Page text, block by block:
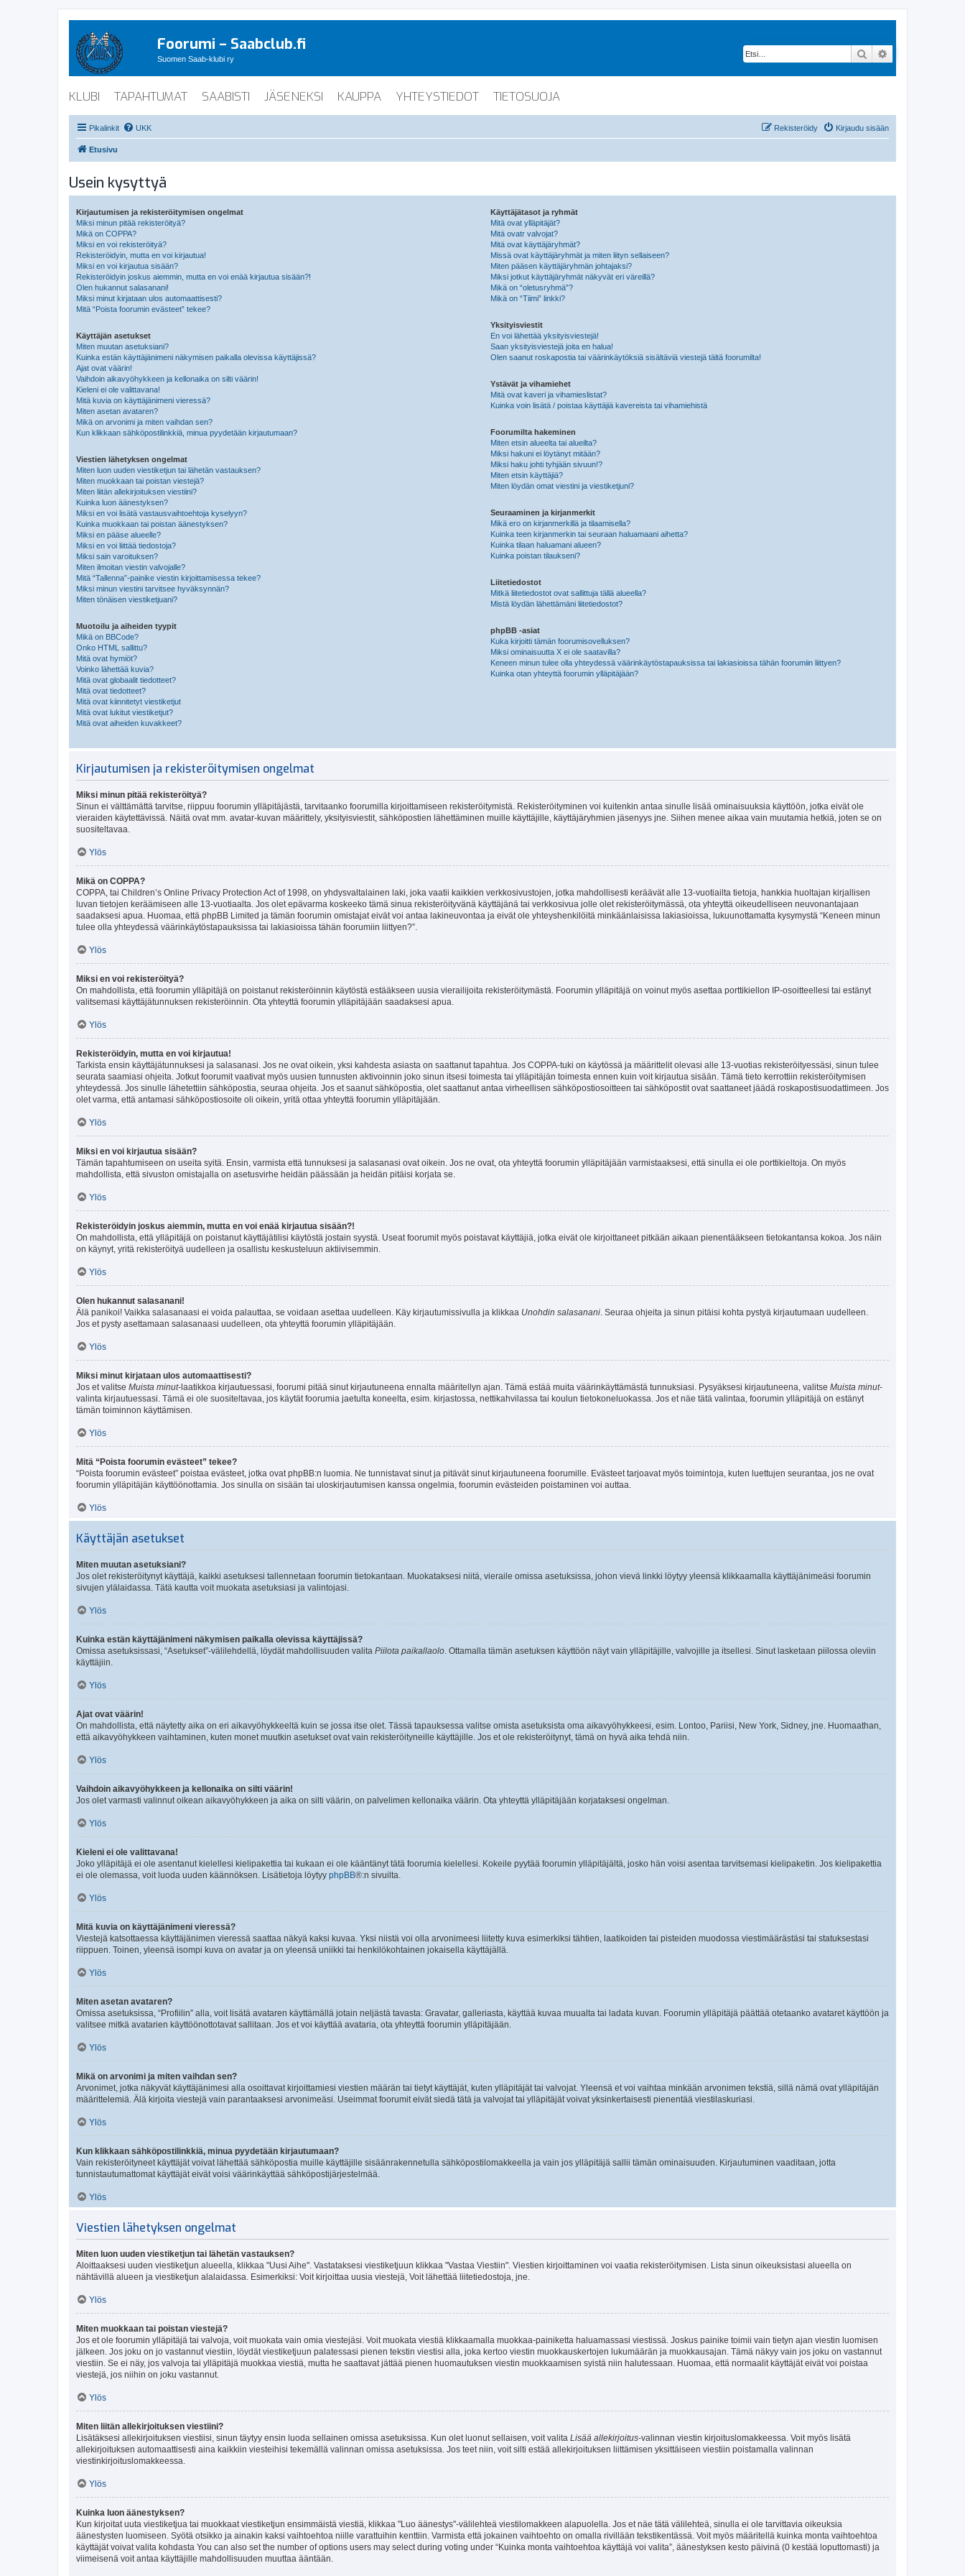
Foorumi – Saabclub.fi
Suomen Saab-klubi ry Etsi
KLUBI TAPAHTUMAT SAABISTI JÄSENEKSI KAUPPA YHTEYSTIEDOT TIETOSUOJA
Pikalinkit UKK Kirjaudu sisään
Rekisteröidy
Etusivu
Usein kysyttyä
Kirjautumisen ja rekisteröitymisen ongelmat
Miksi minun pitää rekisteröityä?
Mikä on COPPA?
Miksi en voi rekisteröityä?
Rekisteröidyin, mutta en voi kirjautua!
Miksi en voi kirjautua sisään?
Rekisteröidyin joskus aiemmin, mutta en voi enää kirjautua sisään?!
Olen hukannut salasanani!
Miksi minut kirjataan ulos automaattisesti?
Mitä “Poista foorumin evästeet” tekee?
Käyttäjän asetukset
Miten muutan asetuksiani?
Kuinka estän käyttäjänimeni näkymisen paikalla olevissa käyttäjissä?
Ajat ovat väärin!
Vaihdoin aikavyöhykkeen ja kellonaika on silti väärin!
Kieleni ei ole valittavana!
Mitä kuvia on käyttäjänimeni vieressä?
Miten asetan avataren?
Mikä on arvonimi ja miten vaihdan sen?
Kun klikkaan sähköpostilinkkiä, minua pyydetään kirjautumaan?
Viestien lähetyksen ongelmat
Miten luon uuden viestiketjun tai lähetän vastauksen?
Miten muokkaan tai poistan viestejä?
Miten liitän allekirjoituksen viestiini?
Kuinka luon äänestyksen?
Miksi en voi lisätä vastausvaihtoehtoja kyselyyn?
Kuinka muokkaan tai poistan äänestyksen?
Miksi en pääse alueelle?
Miksi en voi liittää tiedostoja?
Miksi sain varoituksen?
Miten ilmoitan viestin valvojalle?
Mitä “Tallenna”-painike viestin kirjoittamisessa tekee?
Miksi minun viestini tarvitsee hyväksynnän?
Miten tönäisen viestiketjuani?
Muotoilu ja aiheiden tyypit
Mikä on BBCode?
Onko HTML sallittu?
Mitä ovat hymiöt?
Voinko lähettää kuvia?
Mitä ovat globaalit tiedotteet?
Mitä ovat tiedotteet?
Mitä ovat kiinnitetyt viestiketjut
Mitä ovat lukitut viestiketjut?
Mitä ovat aiheiden kuvakkeet?
Käyttäjätasot ja ryhmät
Mitä ovat ylläpitäjät?
Mitä ovatr valvojat?
Mitä ovat käyttäjäryhmät?
Missä ovat käyttäjäryhmät ja miten liityn sellaiseen?
Miten pääsen käyttäjäryhmän johtajaksi?
Miksi jotkut käyttäjäryhmät näkyvät eri väreillä?
Mikä on “oletusryhmä”?
Mikä on “Tiimi” linkki?
Yksityisviestit
En voi lähettää yksityisviestejä!
Saan yksityisviestejä joita en halua!
Olen saanut roskapostia tai väärinkäytöksiä sisältäviä viestejä tältä foorumilta!
Ystävät ja vihamiehet
Mitä ovat kaveri ja vihamieslistat?
Kuinka voin lisätä / poistaa käyttäjiä kavereista tai vihamiehistä
Foorumilta hakeminen
Miten etsin alueelta tai alueilta?
Miksi hakuni ei löytänyt mitään?
Miksi haku johti tyhjään sivuun!?
Miten etsin käyttäjiä?
Miten löydän omat viestini ja viestiketjuni?
Seuraaminen ja kirjanmerkit
Mikä ero on kirjanmerkillä ja tilaamisella?
Kuinka teen kirjanmerkin tai seuraan haluamaani aihetta?
Kuinka tilaan haluamani alueen?
Kuinka poistan tilaukseni?
Liitetiedostot
Mitkä liitetiedostot ovat sallittuja tällä alueella?
Mistä löydän lähettämäni liitetiedostot?
phpBB -asiat
Kuka kirjoitti tämän foorumisovelluksen?
Miksi ominaisuutta X ei ole saatavilla?
Keneen minun tulee olla yhteydessä väärinkäytöstapauksissa tai lakiasioissa tähän foorumiin liittyen?
Kuinka otan yhteyttä foorumin ylläpitäjään?
Kirjautumisen ja rekisteröitymisen ongelmat
Miksi minun pitää rekisteröityä?
Sinun ei välttämättä tarvitse, riippuu foorumin ylläpitäjästä, tarvitaanko foorumilla kirjoittamiseen rekisteröitymistä. Rekisteröityminen voi kuitenkin antaa sinulle lisää ominaisuuksia käyttöön, jotka eivät ole
vieraiden käytettävissä. Näitä ovat mm. avatar-kuvan määrittely, yksityisviestit, sähköpostien lähettäminen muille käyttäjille, käyttäjäryhmien jäsenyys jne. Siihen menee aikaa vain muutamia hetkiä, joten se on
suositeltavaa.
Ylös
Mikä on COPPA?
COPPA, tai Children’s Online Privacy Protection Act of 1998, on yhdysvaltalainen laki, joka vaatii kaikkien verkkosivustojen, jotka mahdollisesti keräävät alle 13-vuotiailta tietoja, hankkia huoltajan kirjallisen
luvan tietojen keräämiseen alle 13-vuotiaalta. Jos olet epävarma koskeeko tämä sinua rekisteröityvänä käyttäjänä tai verkkosivua jolle olet rekisteröitymässä, ota yhteyttä oikeudelliseen neuvonantajaan
saadaksesi apua. Huomaa, että phpBB Limited ja tämän foorumin omistajat eivät voi antaa lakineuvontaa ja eivät ole yhteyshenkilöitä minkäänlaisissa lakiasioissa, lukuunottamatta kysymystä “Keneen minun
tulee olla yhteydessä väärinkäytöstapauksissa tai lakiasioissa tähän foorumiin liittyen?”.
Ylös
Miksi en voi rekisteröityä?
On mahdollista, että foorumin ylläpitäjä on poistanut rekisteröinnin käytöstä estääkseen uusia vierailijoita rekisteröitymästä. Foorumin ylläpitäjä on voinut myös asettaa porttikiellon IP-osoitteellesi tai estänyt
valitsemasi käyttäjätunnuksen rekisteröinnin. Ota yhteyttä foorumin ylläpitäjään saadaksesi apua.
Ylös
Rekisteröidyin, mutta en voi kirjautua!
Tarkista ensin käyttäjätunnuksesi ja salasanasi. Jos ne ovat oikein, yksi kahdesta asiasta on saattanut tapahtua. Jos COPPA-tuki on käytössä ja määrittelit olevasi alle 13-vuotias rekisteröityessäsi, sinun tulee
seurata saamiasi ohjeita. Jotkut foorumit vaativat myös uusien tunnusten aktivoinnin joko sinun itsesi toimesta tai ylläpitäjän toimesta ennen kuin voit kirjautua sisään. Tämä tieto kerrottiin rekisteröitymisen
yhteydessä. Jos sinulle lähetettiin sähköpostia, seuraa ohjeita. Jos et saanut sähköpostia, olet saattanut antaa virheellisen sähköpostiosoitteen tai sähköpostit ovat saattaneet jäädä roskapostisuodattimeen. Jos
olet varma, että antamasi sähköpostiosoite oli oikein, yritä ottaa yhteyttä foorumin ylläpitäjään.
Ylös
Miksi en voi kirjautua sisään?
Tämän tapahtumiseen on useita syitä. Ensin, varmista että tunnuksesi ja salasanasi ovat oikein. Jos ne ovat, ota yhteyttä foorumin ylläpitäjään varmistaaksesi, että sinulla ei ole porttikieltoja. On myös
mahdollista, että sivuston omistajalla on asetusvirhe heidän päässään ja heidän pitäisi korjata se.
Ylös
Rekisteröidyin joskus aiemmin, mutta en voi enää kirjautua sisään?!
On mahdollista, että ylläpitäjä on poistanut käyttäjätilisi käytöstä jostain syystä. Useat foorumit myös poistavat käyttäjiä, jotka eivät ole kirjoittaneet pitkään aikaan pienentääkseen tietokantansa kokoa. Jos näin
on käynyt, yritä rekisteröityä uudelleen ja osallistu keskusteluun aktiivisemmin.
Ylös
Olen hukannut salasanani!
Älä panikoi! Vaikka salasanaasi ei voida palauttaa, se voidaan asettaa uudelleen. Käy kirjautumissivulla ja klikkaa Unohdin salasanani . Seuraa ohjeita ja sinun pitäisi kohta pystyä kirjautumaan uudelleen.
Jos et pysty asettamaan salasanaasi uudelleen, ota yhteyttä foorumin ylläpitäjään.
Ylös
Miksi minut kirjataan ulos automaattisesti?
Jos et valitse Muista minut-laatikkoa kirjautuessasi, foorumi pitää sinut kirjautuneena ennalta määritellyn ajan. Tämä estää muita väärinkäyttämästä tunnuksiasi. Pysyäksesi kirjautuneena, valitse Muista minut-
valinta kirjautuessasi. Tämä ei ole suositeltavaa, jos käytät foorumia jaetulta koneelta, esim. kirjastossa, nettikahvilassa tai koulun tietokoneluokassa. Jos et näe tätä valintaa, foorumin ylläpitäjä on estänyt
tämän toiminnon käyttämisen.
Ylös
Mitä “Poista foorumin evästeet” tekee?
“Poista foorumin evästeet” poistaa evästeet, jotka ovat phpBB:n luomia. Ne tunnistavat sinut ja pitävät sinut kirjautuneena foorumille. Evästeet tarjoavat myös toimintoja, kuten luettujen seurantaa, jos ne ovat
foorumin ylläpitäjän käyttöönottamia. Jos sinulla on sisään tai uloskirjautumisen kanssa ongelmia, foorumin evästeiden poistaminen voi auttaa.
Ylös
Käyttäjän asetukset
Miten muutan asetuksiani?
Jos olet rekisteröitynyt käyttäjä, kaikki asetuksesi tallennetaan foorumin tietokantaan. Muokataksesi niitä, vieraile omissa asetuksissa, johon vievä linkki löytyy yleensä klikkaamalla käyttäjänimeäsi foorumin
sivujen ylälaidassa. Tätä kautta voit muokata asetuksiasi ja valintojasi.
Ylös
Kuinka estän käyttäjänimeni näkymisen paikalla olevissa käyttäjissä?
Omissa asetuksissasi, “Asetukset”-välilehdellä, löydät mahdollisuuden valita Piilota paikallaolo . Ottamalla tämän asetuksen käyttöön näyt vain ylläpitäjille, valvojille ja itsellesi. Sinut lasketaan piilossa oleviin
käyttäjiin.
Ylös
Ajat ovat väärin!
On mahdollista, että näytetty aika on eri aikavyöhykkeeltä kuin se jossa itse olet. Tässä tapauksessa valitse omista asetuksista oma aikavyöhykkeesi, esim. Lontoo, Pariisi, New York, Sidney, jne. Huomaathan,
että aikavyöhykkeen vaihtaminen, kuten monet muutkin asetukset ovat vain rekisteröityneille käyttäjille. Jos et ole rekisteröitynyt, tämä on hyvä aika tehdä niin.
Ylös
Vaihdoin aikavyöhykkeen ja kellonaika on silti väärin!
Jos olet varmasti valinnut oikean aikavyöhykkeen ja aika on silti väärin, on palvelimen kellonaika väärin. Ota yhteyttä ylläpitäjään korjataksesi ongelman.
Ylös
Kieleni ei ole valittavana!
Joko ylläpitäjä ei ole asentanut kielellesi kielipakettia tai kukaan ei ole kääntänyt tätä foorumia kielellesi. Kokeile pyytää foorumin ylläpitäjältä, josko hän voisi asentaa tarvitsemasi kielipaketin. Jos kielipakettia
ei ole olemassa, voit luoda uuden käännöksen. Lisätietoja löytyy phpBB®:n sivuilta.
Ylös
Mitä kuvia on käyttäjänimeni vieressä?
Viestejä katsottaessa käyttäjänimen vieressä saattaa näkyä kaksi kuvaa. Yksi niistä voi olla arvonimeesi liitetty kuva esimerkiksi tähtien, laatikoiden tai pisteiden muodossa viestimäärästäsi tai statuksestasi
riippuen. Toinen, yleensä isompi kuva on avatar ja on yleensä uniikki tai henkilökohtainen jokaisella käyttäjällä.
Ylös
Miten asetan avataren?
Omissa asetuksissa, “Profiilin” alla, voit lisätä avataren käyttämällä jotain neljästä tavasta: Gravatar, galleriasta, käyttää kuvaa muualta tai ladata kuvan. Foorumin ylläpitäjä päättää otetaanko avataret käyttöön ja
valitsee mitkä avatarien käyttöönottotavat sallitaan. Jos et voi käyttää avataria, ota yhteyttä foorumin ylläpitäjään.
Ylös
Mikä on arvonimi ja miten vaihdan sen?
Arvonimet, jotka näkyvät käyttäjänimesi alla osoittavat kirjoittamiesi viestien määrän tai tietyt käyttäjät, kuten ylläpitäjät tai valvojat. Yleensä et voi vaihtaa minkään arvonimen tekstiä, sillä nämä ovat ylläpitäjän
määrittelemiä. Älä kirjoita viestejä vain parantaaksesi arvonimeäsi. Useimmat foorumit eivät siedä tätä ja valvojat tai ylläpitäjät voivat yksinkertaisesti pienentää viestilaskuriasi.
Ylös
Kun klikkaan sähköpostilinkkiä, minua pyydetään kirjautumaan?
Vain rekisteröityneet käyttäjät voivat lähettää sähköpostia muille käyttäjille sisäänrakennetulla sähköpostilomakkeella ja vain jos ylläpitäjä sallii tämän ominaisuuden. Kirjautuminen vaaditaan, jotta
tunnistautumattomat käyttäjät eivät voisi väärinkäyttää sähköpostijärjestelmää.
Ylös
Viestien lähetyksen ongelmat
Miten luon uuden viestiketjun tai lähetän vastauksen?
Aloittaaksesi uuden viestiketjun alueella, klikkaa "Uusi Aihe". Vastataksesi viestiketjuun klikkaa "Vastaa Viestiin". Viestien kirjoittaminen voi vaatia rekisteröitymisen. Lista sinun oikeuksistasi alueella on
nähtävillä alueen ja viestiketjun alalaidassa. Esimerkiksi: Voit kirjoittaa uusia viestejä, Voit lähettää liitetiedostoja, jne.
Ylös
Miten muokkaan tai poistan viestejä?
Jos et ole foorumin ylläpitäjä tai valvoja, voit muokata vain omia viestejäsi. Voit muokata viestiä klikkaamalla muokkaa-painiketta haluamassasi viestissä. Joskus painike toimii vain tietyn ajan viestin luomisen
jälkeen. Jos joku on jo vastannut viestiin, löydät viestiketjuun palatessasi pienen tekstin viestisi alla, joka kertoo viestin muokkauskertojen lukumäärän ja muokkausajan. Tämä näkyy vain jos joku on vastannut
viestiin. Se ei näy, jos valvoja tai ylläpitäjä muokkaa viestiä, mutta he saattavat jättää pienen huomautuksen viestin muokkaamisen syistä niin halutessaan. Huomaa, että normaalit käyttäjät eivät voi poistaa
viestejä, jos niihin on joku vastannut.
Ylös
Miten liitän allekirjoituksen viestiini?
Lisätäksesi allekirjoituksen viestiisi, sinun täytyy ensin luoda sellainen omissa asetuksissa. Kun olet luonut sellaisen, voit valita Lisää allekirjoitus-valinnan viestin kirjoituslomakkeessa. Voit myös lisätä
allekirjoituksen automaattisesti aina kaikkiin viesteihisi tekemällä valinnan omissa asetuksissa. Jos teet niin, voit silti estää allekirjoituksen liittämisen yksittäiseen viestiin poistamalla valinnan
viestinkirjoituslomakkeessa.
Ylös
Kuinka luon äänestyksen?
Kun kirjoitat uuta viestiketjua tai muokkaat viestiketjun ensimmäistä viestiä, klikkaa "Luo äänestys"-välilehteä viestilomakkeen alapuolella. Jos et näe tätä välilehteä, sinulla ei ole tarvittavia oikeuksia
äänestysten luomiseen. Syötä otsikko ja ainakin kaksi vaihtoehtoa niille varattuihin kenttiin. Varmista että jokainen vaihtoehto on omalla rivillään tekstikentässä. Voit myös määritellä kuinka monta vaihtoehtoa
käyttäjät voivat valita kohdasta You can also set the number of options users may select during voting under “Kuinka monta vaihtoehtoa käyttäjä voi valita”, äänestyksen kesto päivinä (0 kestää loputtomasti) ja
viimeisenä voit antaa käyttäjille mahdollisuuden muuttaa ääntään.